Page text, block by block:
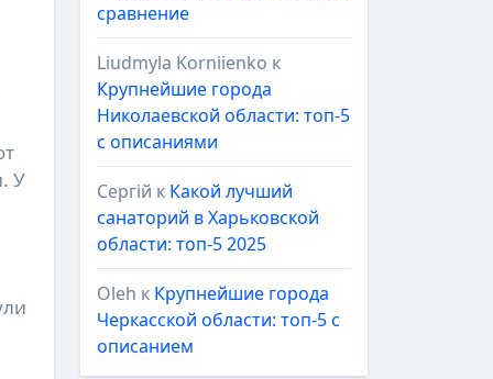
У
сравнение
Liudmyla Korniienko к
Крупнейшие города
Николаевской области: топ-5
с описаниями
Сергій к Какой лучший
санаторий в Харьковской
области: топ-5 2025
Oleh к Крупнейшие города
Черкасской области: топ-5 с
описанием